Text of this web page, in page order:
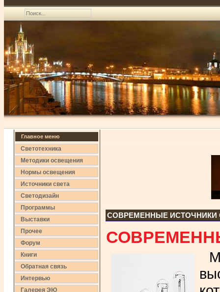
Главное меню
Светотехника
Методики освещения
Нормы освещения
Источники света
Светодизайн
Программы
Выставки
Прочее
Форум
Книги
Обратная связь
Интервью
Галерея ЭЮ
СОВРЕМЕННЫЕ ИСТОЧНИКИ